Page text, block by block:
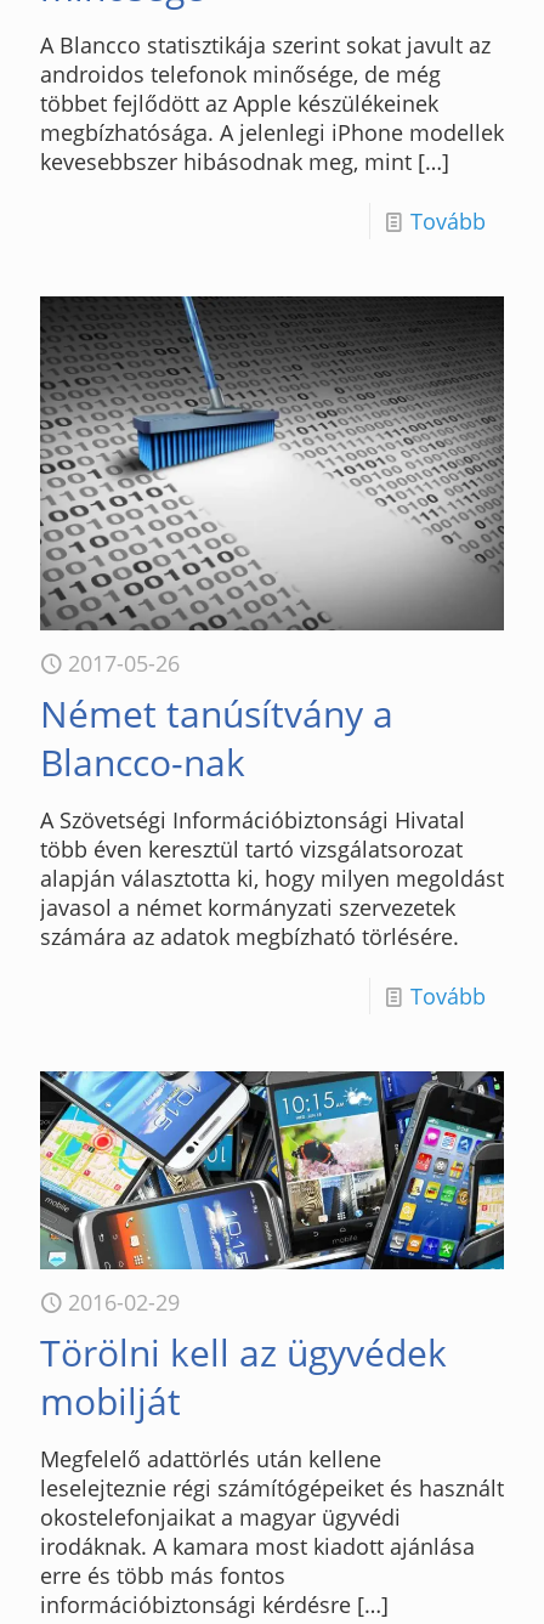
A Blancco statisztikája szerint sokat javult az
androidos telefonok minősége, de még
többet fejlődött az Apple készülékeinek
megbízhatósága. A jelenlegi iPhone modellek
kevesebbszer hibásodnak meg, mint […]
Tovább
2017-05-26
Német tanúsítvány a
Blancco-nak
A Szövetségi Információbiztonsági Hivatal
több éven keresztül tartó vizsgálatsorozat
alapján választotta ki, hogy milyen megoldást
javasol a német kormányzati szervezetek
számára az adatok megbízható törlésére.
Tovább
2016-02-29
Törölni kell az ügyvédek
mobilját
Megfelelő adattörlés után kellene
leselejteznie régi számítógépeiket és használt
okostelefonjaikat a magyar ügyvédi
irodáknak. A kamara most kiadott ajánlása
erre és több más fontos
információbiztonsági kérdésre […]